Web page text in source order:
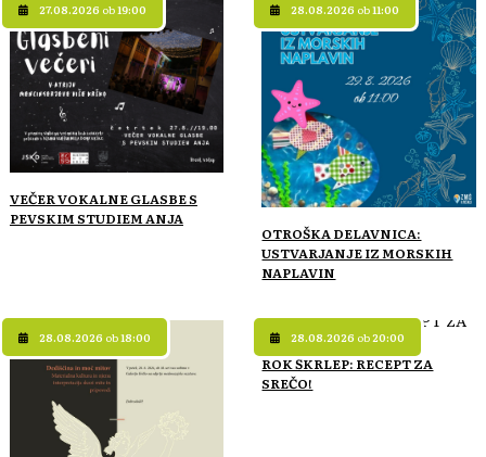
27.08.2026 ob19:00
VEČER VOKALNE GLASBE S
PEVSKIM STUDIEM ANJA
28.08.2026 ob11:00
OTROŠKA DELAVNICA:
USTVARJANJE IZ MORSKIH
NAPLAVIN
28.08.2026 ob18:00 28.08.2026 ob20:00
ROK ŠKRLEP: RECEPT ZA
SREČO!